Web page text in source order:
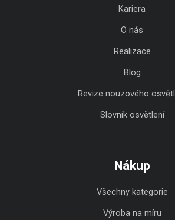
Kariera
O nás
Realizace
Blog
Revize nouzového
Slovník osvětlení
Nákup
Všechny kategorie
Výroba na míru